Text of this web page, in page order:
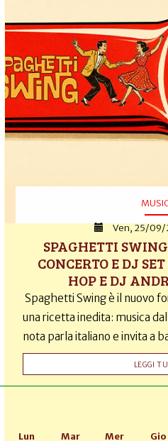
Ven, 25/
SPAGHETTI
CONCERTO E DJ
HOP E DJ
Spaghetti Swing è il nuovo
una ricetta inedita: musica
nota parla italiano e invita a
LEGGI
Lun Mar Mer Gio